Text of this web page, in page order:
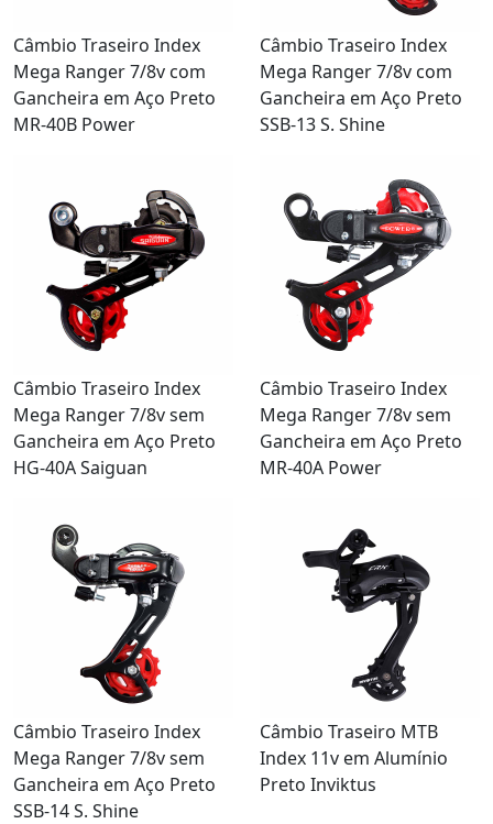
Câmbio Traseiro Index
Mega Ranger 7/8v com
Gancheira em Aço Preto
MR-40B Power
Câmbio Traseiro Index
Mega Ranger 7/8v com
Gancheira em Aço Preto
SSB-13 S. Shine
Câmbio Traseiro Index
Mega Ranger 7/8v sem
Gancheira em Aço Preto
HG-40A Saiguan
Câmbio Traseiro Index
Mega Ranger 7/8v sem
Gancheira em Aço Preto
MR-40A Power
Câmbio Traseiro Index
Mega Ranger 7/8v sem
Gancheira em Aço Preto
SSB-14 S. Shine
Câmbio Traseiro MTB
Index 11v em Alumínio
Preto Inviktus